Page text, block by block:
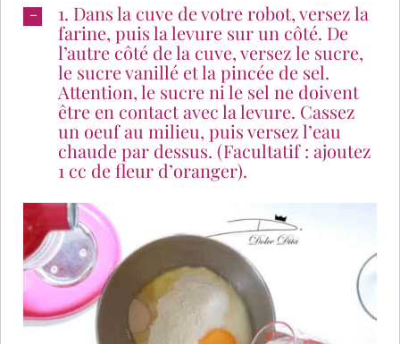
1. Dans la cuve de votre robot, versez la
farine, puis la levure sur un côté. De
l’autre côté de la cuve, versez le sucre,
le sucre vanillé et la pincée de sel.
Attention, le sucre ni le sel ne doivent
être en contact avec la levure. Cassez
un oeuf au milieu, puis versez l’eau
chaude par dessus. (Facultatif : ajoutez
1 cc de fleur d’oranger).